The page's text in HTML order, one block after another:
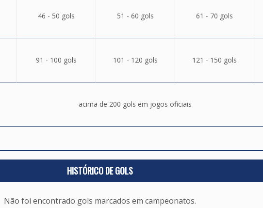
46 - 50 gols 51 - 60 gols 61 - 70 gols
91 - 100 gols 101 - 120 gols 121 - 150 gols
acima de 200 gols em jogos oficiais
HISTÓRICO DE GOLS
Não foi encontrado gols marcados em campeonatos.